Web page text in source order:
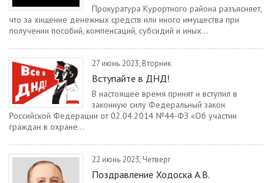
Прокуратура Курортного района разъясняет,
что за хищение денежных средств или иного имущества при
получении пособий, компенсаций, субсидий и иных...
27 июнь 2023, Вторник
Вступайте в ДНД!
В настоящее время принят и вступил в
законную силу Федеральный закон
Российской Федерации от 02.04.2014 №44-ФЗ «Об участии
граждан в охране...
22 июнь 2023, Четверг
Поздравление Ходоска А.В.